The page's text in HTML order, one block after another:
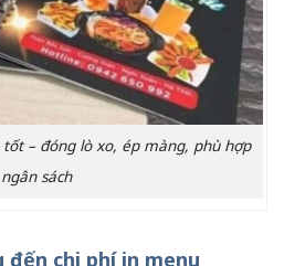
– đóng lò xo, ép màng, phù hợp
ngân sách
đến chi phí in menu